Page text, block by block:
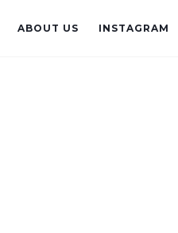
ABOUT US INSTAGRAM